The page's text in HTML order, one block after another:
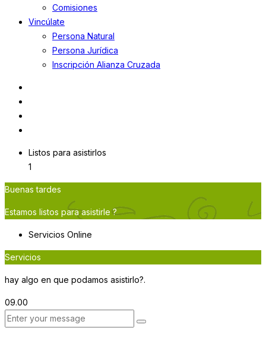
Comisiones
Vincúlate
Persona Natural
Persona Jurídica
Inscripción Alianza Cruzada
Listos para asistirlos
1
Buenas tardes
Estamos listos para asistirle ?
Servicios Online
Servicios
hay algo en que podamos asistirlo?.
09.00